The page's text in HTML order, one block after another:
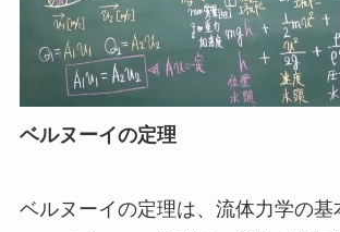
ベルヌーイの定理
ベルヌーイの定理は、流体力学の基